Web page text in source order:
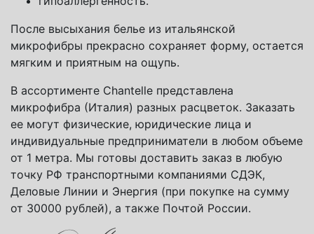
После высыхания белье из итальянской
микрофибры прекрасно сохраняет форму, остается
мягким и приятным на ощупь.
В ассортименте Chantelle представлена
микрофибра (Италия) разных расцветок. Заказать
ее могут физические, юридические лица и
индивидуальные предприниматели в любом объеме
от 1 метра. Мы готовы доставить заказ в любую
точку РФ транспортными компаниями СДЭК,
Деловые Линии и Энергия (при покупке на сумму
от 30000 рублей), а также Почтой России.